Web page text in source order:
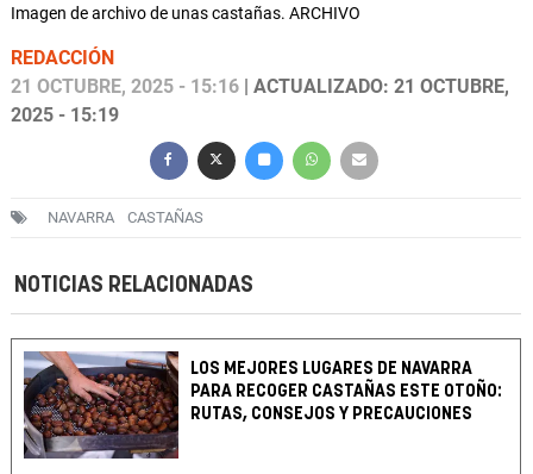
Imagen de archivo de unas castañas. ARCHIVO
REDACCIÓN
21 OCTUBRE, 2025 - 15:16 | ACTUALIZADO: 21 OCTUBRE,
2025 - 15:19
NAVARRA CASTAÑAS
NOTICIAS RELACIONADAS
LOS MEJORES LUGARES DE NAVARRA
PARA RECOGER CASTAÑAS ESTE OTOÑO:
RUTAS, CONSEJOS Y PRECAUCIONES